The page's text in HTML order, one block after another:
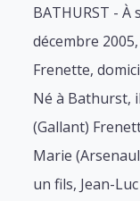
BATHURST - À
décembre
Frenette,
Né à Bathurst,
(Gallant)
Marie
un fils, Jean-